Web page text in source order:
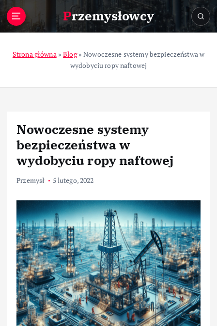
Przemysłowcy
Strona główna»Blog»Nowoczesne systemy bezpieczeństwa w
wydobyciu ropy naftowej
Nowoczesne systemy
bezpieczeństwa w
wydobyciu ropy naftowej
Przemysł 5 lutego, 2022